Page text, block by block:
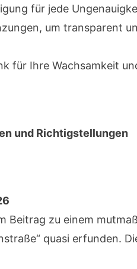
für jede
um transparent
für Ihre Wachsamkeit
und Richtigstellungen
Beitrag zu einem
quasi erfunden.